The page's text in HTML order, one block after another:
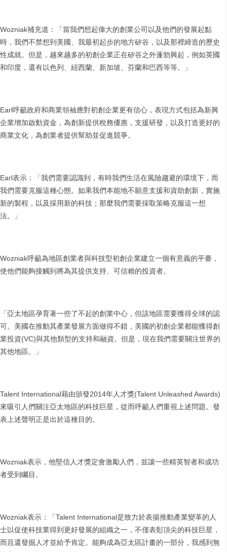
Wozniak補充道：「當我們想起偉大的創業公司以及他們的發展起點
時，我們不禁想到美國、我最初起步的地方矽谷，以及那裡締造的歷史
性成就。但是，越來越多的初創企業正在矽谷之外蓬勃興起，例如英國
和印度，還有以色列、紐西蘭、新加坡、芬蘭和巴西等等。」
Earl呼籲政府和商業領袖應對初創企業更有信心，表現方式包括為新興
企業增加啟動資金，為創新提供稅務優惠，支援研發，以及打造更好的
商業文化，為創業者提供幫助並促進競爭。
Earl表示：「我們需要認識到，有時我們生活在風險趨避的環境下，而
我們需要克服這種心態。如果我們本能地不願意支援和資助創新，實施
新的製程，以及採用新的科技；那麼我們需要採取策略克服這一想
法。」
Wozniak呼籲為地區創業者與科技型初創企業建立一個有意義的平臺，
使他們能夠接觸到將為其提供支持、可信賴的投資者。
「亞太地區孕育著一些了不起的創業中心，但該地區需要獲得全球的認
可。美國在推動其產業發展方面做得不錯，美國的初創企業都能獲得創
業投資(VC)與其他類型的支持和融資。但是，現在我們需要關注世界的
其他地區。」
Talent International藉由頒發2014年人才獎(Talent Unleashed Awards)
來吸引人們關注亞太地區的科技巨星，從而呼籲人們重視上述問題。發
表上述聲明正是出於這種目的。
Wozniak表示，他堅信人才獎定會激勵人們，並讓一些精英智者和成功
者受到矚目。
Wozniak表示：「Talent International是致力於表揚推動產業變革的人
士以促使科技業得到更好發展的組織之一，不僅表彰頂尖的科技巨星，
而且還發掘人才並給予肯定。能夠成為亞太區計畫的一部分，我感到無